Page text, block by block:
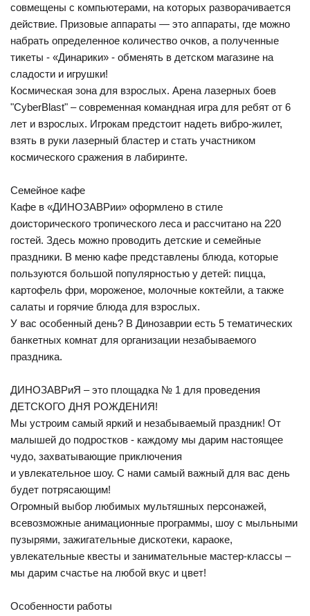
совмещены с компьютерами, на которых разворачивается
действие. Призовые аппараты — это аппараты, где можно
набрать определенное количество очков, а полученные
тикеты - «Динарики» - обменять в детском магазине на
сладости и игрушки!
Космическая зона для взрослых. Арена лазерных боев
"CyberBlast" – современная командная игра для ребят от 6
лет и взрослых. Игрокам предстоит надеть вибро-жилет,
взять в руки лазерный бластер и стать участником
космического сражения в лабиринте.
Семейное кафе
Кафе в «ДИНОЗАВРии» оформлено в стиле
доисторического тропического леса и рассчитано на 220
гостей. Здесь можно проводить детские и семейные
праздники. В меню кафе представлены блюда, которые
пользуются большой популярностью у детей: пицца,
картофель фри, мороженое, молочные коктейли, а также
салаты и горячие блюда для взрослых.
У вас особенный день? В Динозаврии есть 5 тематических
банкетных комнат для организации незабываемого
праздника.
ДИНОЗАВРиЯ – это площадка № 1 для проведения
ДЕТСКОГО ДНЯ РОЖДЕНИЯ!
Мы устроим самый яркий и незабываемый праздник! От
малышей до подростков - каждому мы дарим настоящее
чудо, захватывающие приключения
и увлекательное шоу. С нами самый важный для вас день
будет потрясающим!
Огромный выбор любимых мультяшных персонажей,
всевозможные анимационные программы, шоу с мыльными
пузырями, зажигательные дискотеки, караоке,
увлекательные квесты и занимательные мастер-классы –
мы дарим счастье на любой вкус и цвет!
Особенности работы